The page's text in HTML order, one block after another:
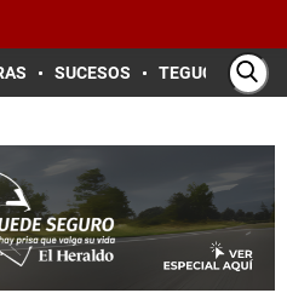
SUCESOS TEGUCIGALPA